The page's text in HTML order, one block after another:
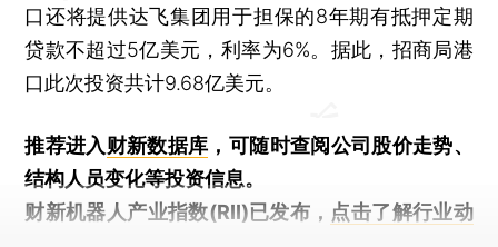
口还将提供达飞集团用于担保的8年期有抵押定期
贷款不超过5亿美元，利率为6%。据此，招商局港
口此次投资共计9.68亿美元。
推荐进入财新数据库 ，可随时查阅公司股价走势、
结构人员变化等投资信息。
财新机器人产业指数(RII)已发布， 点击了解行业动